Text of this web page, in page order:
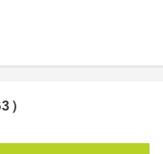
）